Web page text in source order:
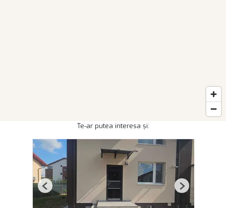
Te-ar putea interesa și:
Previous Next